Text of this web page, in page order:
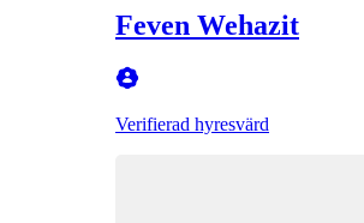
Feven Wehazit
Verifierad hyresvärd